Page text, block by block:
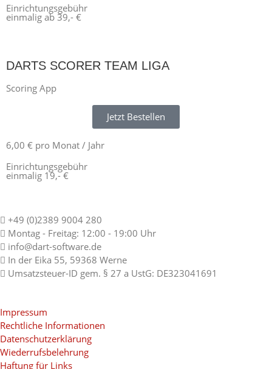
Einrichtungsgebühr
einmalig ab 39,- €
DARTS SCORER TEAM LIGA
Scoring App
Jetzt Bestellen
6,00 € pro Monat / Jahr
Einrichtungsgebühr
einmalig 19,- €
+49 (0)2389 9004 280
Montag - Freitag: 12:00 - 19:00 Uhr
info@dart-software.de
In der Eika 55, 59368 Werne
Umsatzsteuer-ID gem. § 27 a UstG: DE323041691
Impressum
Rechtliche Informationen
Datenschutzerklärung
Wiederrufsbelehrung
Haftung für Links